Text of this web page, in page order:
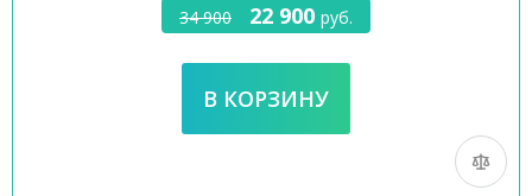
34 900 22 900 руб.